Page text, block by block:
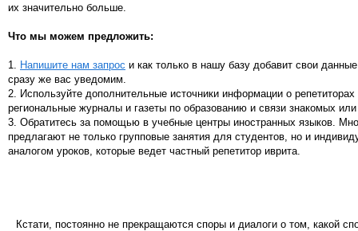
их значительно больше.
Что мы можем предложить:
1. Напишите нам запрос и как только в нашу базу добавит свои
сразу же вас уведомим.
2. Используйте дополнительные источники информации о
региональные журналы и газеты по образованию и связи знакомых
3. Обратитесь за помощью в учебные центры иностранных языков.
предлагают не только групповые занятия для студентов, но и
аналогом уроков, которые ведет частный репетитор иврита.
Кстати, постоянно не прекращаются споры и диалоги о том, какой